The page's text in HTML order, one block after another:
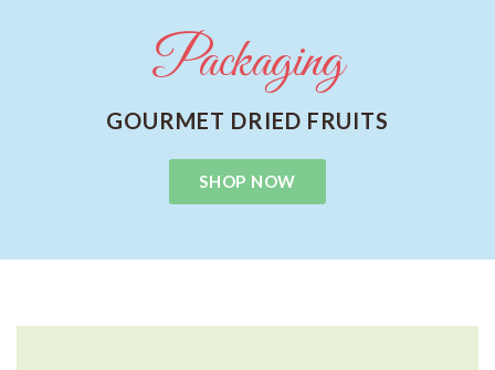
Packaging
GOURMET DRIED FRUITS
SHOP NOW